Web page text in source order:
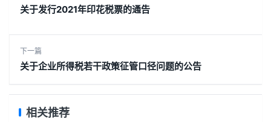
关于发行2021年印花税票的通告
下一篇
关于企业所得税若干政策征管口径问题的公告
相关推荐